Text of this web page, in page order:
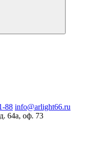
88 info@arlight66.ru
64а, оф. 73